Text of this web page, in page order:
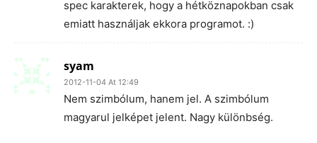
spec karakterek, hogy a hétköznapokban csak
emiatt használjak ekkora programot. :)
syam
2012-11-04 At 12:49
Nem szimbólum, hanem jel. A szimbólum
magyarul jelképet jelent. Nagy különbség.